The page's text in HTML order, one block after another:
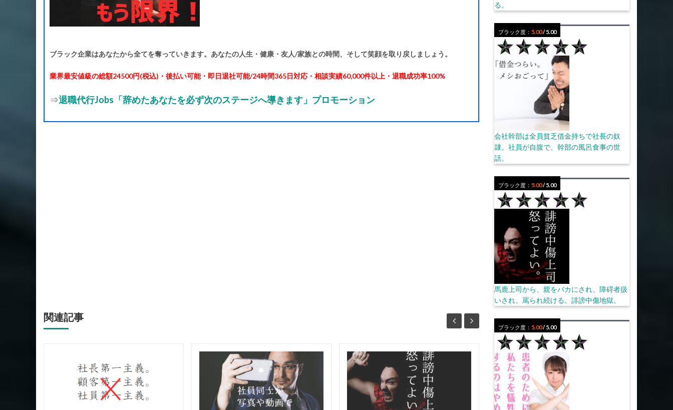
ブラック企業はあなたから全てを奪っていきます。あなたの人生・健康・友人/家族との時間、そして笑顔を取り戻しましょう。
業界最安値級の総額24500円(税込)・後払い可能・即日退社可能/24時間365日対応・相談実績60,000件以上・退職成功率100%
⇒退職代行Jobs「辞めたあなたを必ず次のステージへ導きます」プロモーション
関連記事
30
7月
学習塾講師のブラックな
実態まとめ。「子供のた
め」に犠牲になった社員
の実体験談。
る。
ブラック度： 5.00/ 5.00
会社幹部は全員貧乏借金持ちで社長の奴
隷。社員が自腹で、幹部の風呂食事の世
話。
ブラック度： 5.00/ 5.00
馬鹿上司から、親をバカにされ、障碍者扱
いされ、罵られ続ける。誹謗中傷地獄。
ブラック度： 5.00/ 5.00